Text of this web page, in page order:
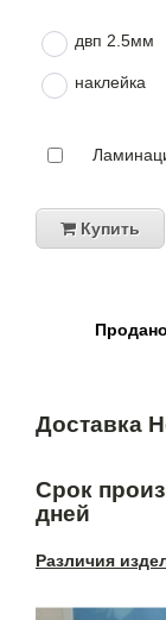
двп 2.5мм
наклейка
Купить
Доставка
Срок
дней
Различия